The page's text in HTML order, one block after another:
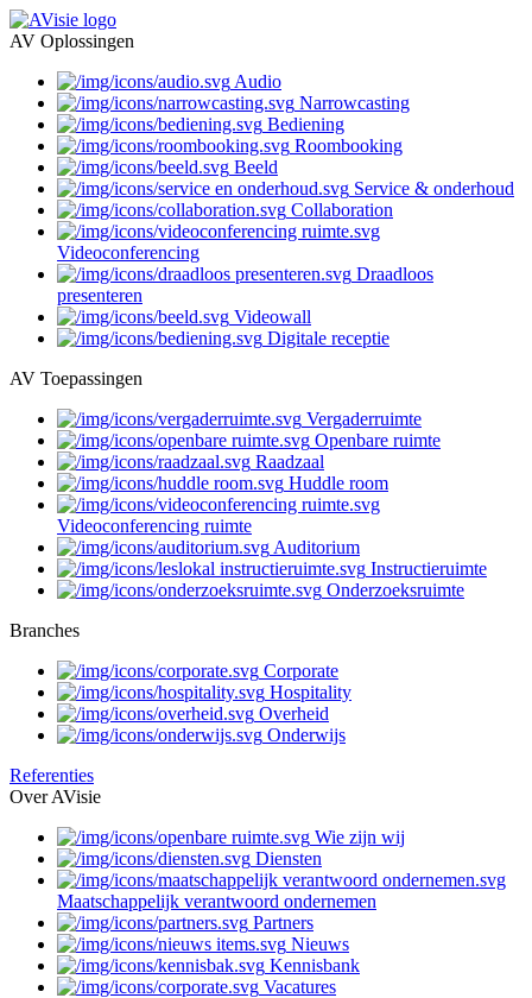
AV Oplossingen
Audio
Narrowcasting
Bediening
Roombooking
Beeld
Service & onderhoud
Collaboration
Videoconferencing
Draadloos
presenteren
Videowall
Digitale receptie
AV Toepassingen
Vergaderruimte
Openbare ruimte
Raadzaal
Huddle room
Videoconferencing ruimte
Auditorium
Instructieruimte
Onderzoeksruimte
Branches
Corporate
Hospitality
Overheid
Onderwijs
Referenties
Over AVisie
Wie zijn wij
Diensten
Maatschappelijk verantwoord ondernemen
Partners
Nieuws
Kennisbank
Vacatures